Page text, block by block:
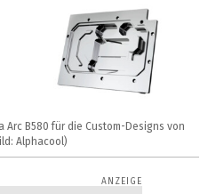
Arc B580 für die Custom-Designs von
Alphacool)